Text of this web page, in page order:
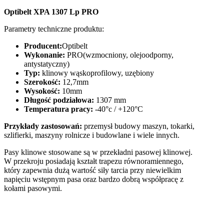
Optibelt XPA 1307 Lp PRO
Parametry techniczne produktu:
Producent:Optibelt
Wykonanie: PRO(wzmocniony, olejoodporny,
antystatyczny)
Typ: klinowy wąskoprofilowy, uzębiony
Szerokość: 12,7mm
Wysokość: 10mm
Długość podziałowa: 1307 mm
Temperatura pracy: -40°c / +120°C
Przykłady zastosowań: przemysł budowy maszyn, tokarki,
szlifierki, maszyny rolnicze i budowlane i wiele innych.
Pasy klinowe stosowane są w przekładni pasowej klinowej.
W przekroju posiadają kształt trapezu równoramiennego,
który zapewnia dużą wartość siły tarcia przy niewielkim
napięciu wstępnym pasa oraz bardzo dobrą współpracę z
kołami pasowymi.